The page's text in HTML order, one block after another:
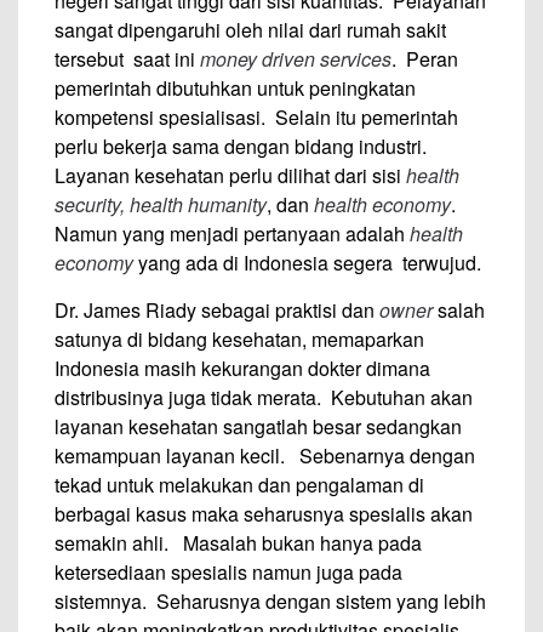
sangat dipengaruhi oleh nilai dari rumah sakit
tersebut saat ini money driven services. Peran
pemerintah dibutuhkan untuk peningkatan
kompetensi spesialisasi. Selain itu pemerintah
perlu bekerja sama dengan bidang industri.
Layanan kesehatan perlu dilihat dari sisi health
security, health humanity, dan health economy.
Namun yang menjadi pertanyaan adalah health
economyyang ada di Indonesia segera terwujud.
Dr. James Riady sebagai praktisi dan ownersalah
satunya di bidang kesehatan, memaparkan
Indonesia masih kekurangan dokter dimana
distribusinya juga tidak merata. Kebutuhan akan
layanan kesehatan sangatlah besar sedangkan
kemampuan layanan kecil. Sebenarnya dengan
tekad untuk melakukan dan pengalaman di
berbagai kasus maka seharusnya spesialis akan
semakin ahli. Masalah bukan hanya pada
ketersediaan spesialis namun juga pada
sistemnya. Seharusnya dengan sistem yang lebih